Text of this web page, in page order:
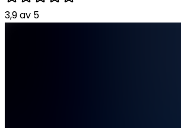
3,9av 5